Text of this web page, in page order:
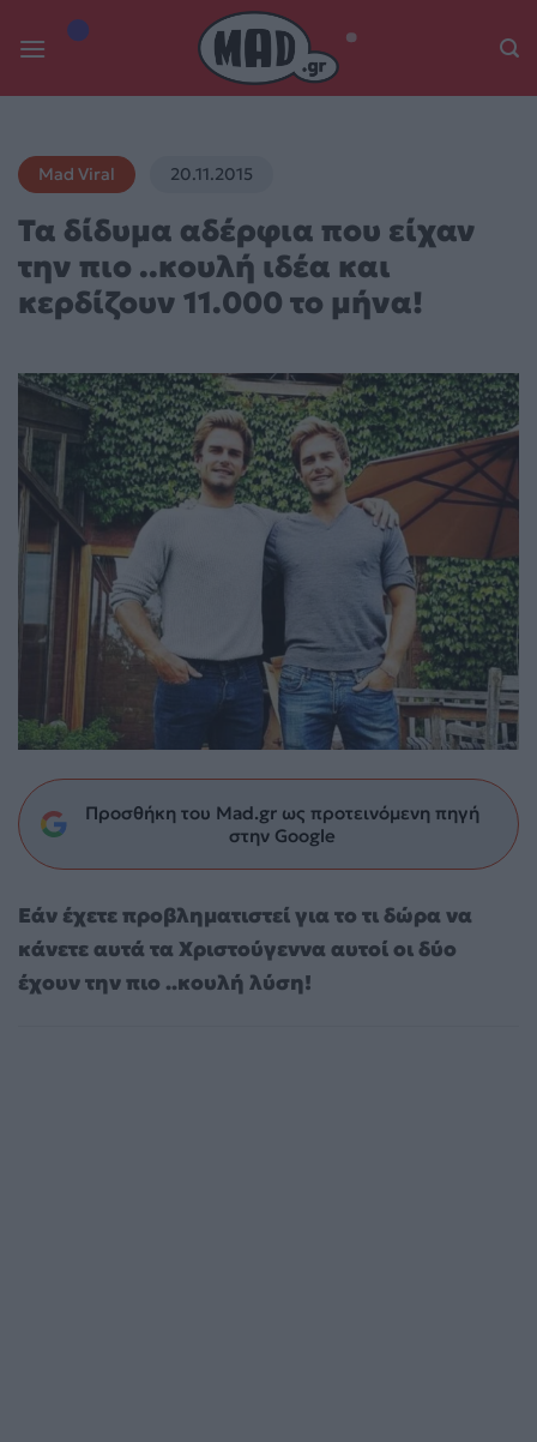
Mad Viral 20.11.2015
Τα δίδυμα αδέρφια που είχαν
την πιο ..κουλή ιδέα και
κερδίζουν 11.000 το μήνα!
Προσθήκη του Mad.gr ως προτεινόμενη πηγή
στην Google
Εάν έχετε προβληματιστεί για το τι δώρα να
κάνετε αυτά τα Χριστούγεννα αυτοί οι δύο
έχουν την πιο ..κουλή λύση!